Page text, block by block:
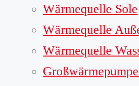
Wärmequelle Sole
Wärmequelle
Wärmequelle